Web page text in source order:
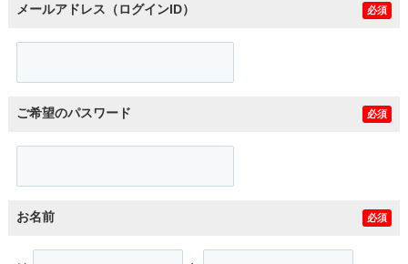
メールアドレス（ログインID） 必須
ご希望のパスワード 必須
お名前 必須